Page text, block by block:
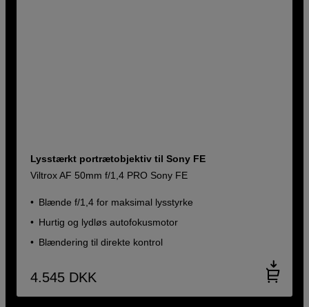
Lysstærkt portrætobjektiv til Sony FE
Viltrox AF 50mm f/1,4 PRO Sony FE
Blænde f/1,4 for maksimal lysstyrke
Hurtig og lydløs autofokusmotor
Blændering til direkte kontrol
4.545 DKK